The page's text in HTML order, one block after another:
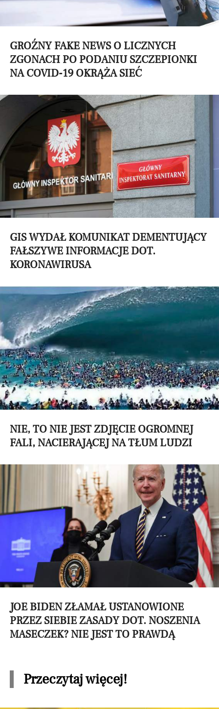
GROŹNY FAKE NEWS O LICZNYCH
ZGONACH PO PODANIU SZCZEPIONKI
NA COVID-19 OKRĄŻA SIEĆ
GIS WYDAŁ KOMUNIKAT DEMENTUJĄCY
FAŁSZYWE INFORMACJE DOT.
KORONAWIRUSA
NIE, TO NIE JEST ZDJĘCIE OGROMNEJ
FALI, NACIERAJĄCEJ NA TŁUM LUDZI
JOE BIDEN ZŁAMAŁ USTANOWIONE
PRZEZ SIEBIE ZASADY DOT. NOSZENIA
MASECZEK? NIE JEST TO PRAWDĄ
Przeczytaj więcej!